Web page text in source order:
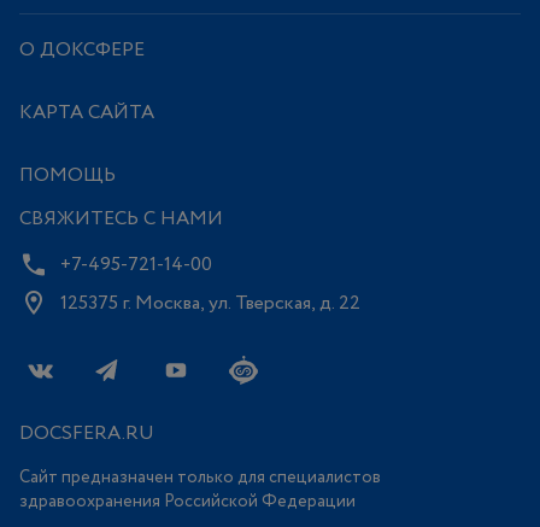
О ДОКСФЕРЕ
КАРТА САЙТА
ПОМОЩЬ
СВЯЖИТЕСЬ С НАМИ
+7-495-721-14-00
125375 г. Москва, ул. Тверская, д. 22
DOCSFERA.RU
Сайт предназначен только для специалистов
здравоохранения Российской Федерации